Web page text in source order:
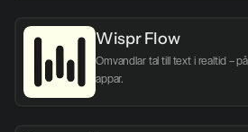
Wispr Flow
Omvandlar tal till text i realtid –
appar.